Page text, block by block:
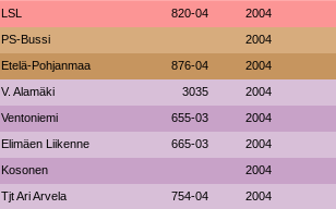
LSL 820-04 2004
PS-Bussi 2004
Etelä-Pohjanmaa 876-04 2004
V. Alamäki 3035 2004
Ventoniemi 655-03 2004
Elimäen Liikenne 665-03 2004
Kosonen 2004
Tjt Ari Arvela 754-04 2004